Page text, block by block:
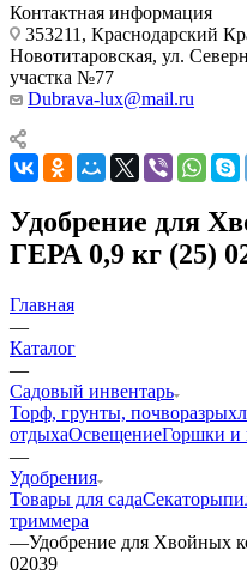
Контактная информация
353211, Краснодарский
Новотитаровская, ул.
участка №77
Dubrava-lux@mail.ru
Удобрение для
ГЕРА 0,9 кг (25)
Главная
—
Каталог
—
Садовый инвентарь
Торф, грунты,
отдыхаОсвещениеГоршки и
—
Удобрения
Товары для садаСекаторы
триммера
—Удобрение для Хвойных
02039